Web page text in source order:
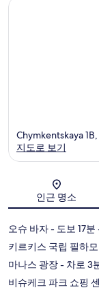
Chymkentskaya
지도로 보기
인근 명소
오슈 바자- 도보 17분
키르키스 국립 필하
마나스 광장- 차로 3
비슈케크 파크 쇼핑